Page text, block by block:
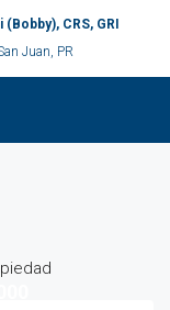
(Bobby), CRS, GRI
Juan, PR